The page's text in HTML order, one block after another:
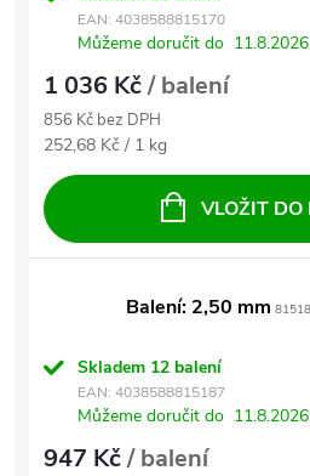
EAN: 4038588815170
Můžeme doručit do 11.8.2026
1 036 Kč/ balení
856 Kč bez DPH
Měrná cena:
252,68 Kč / 1 kg
VLOŽIT DO
Balení: 2,50 mm
Skladem 12 balení
EAN: 4038588815187
Můžeme doručit do 11.8.2026
947 Kč/ balení